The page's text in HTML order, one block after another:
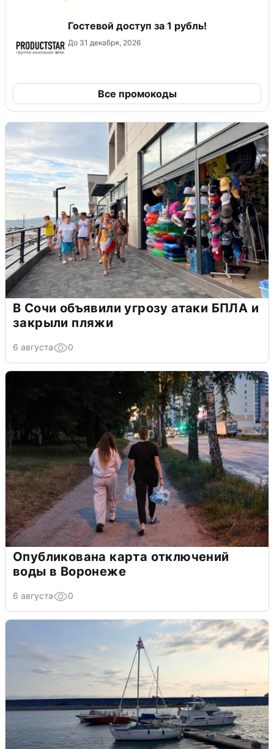
Гостевой доступ за 1 рубль!
До 31 декабря, 2026
Все промокоды
В Сочи объявили угрозу атаки БПЛА и
закрыли пляжи
6 августа 0
Опубликована карта отключений
воды в Воронеже
6 августа 0